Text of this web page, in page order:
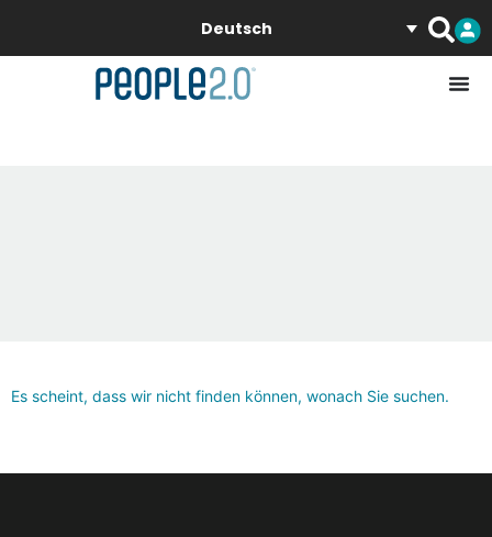
Deutsch
Es scheint, dass wir nicht finden können, wonach Sie suchen.